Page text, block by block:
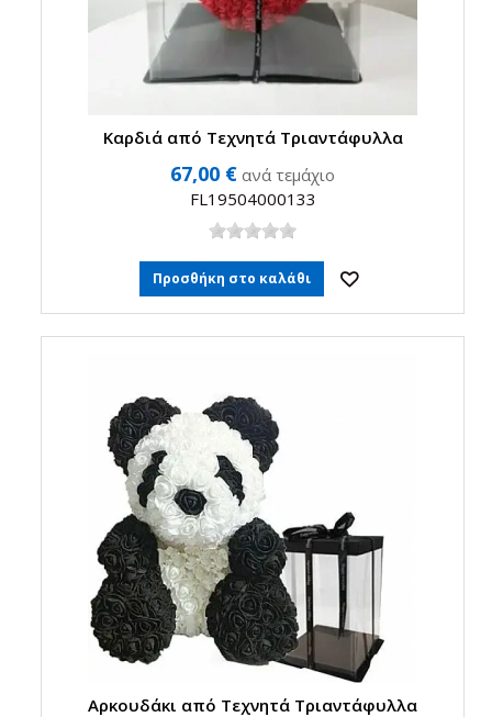
Καρδιά από Τεχνητά Τριαντάφυλλα
67,00 € ανά τεμάχιο
FL19504000133
Προσθήκη στο καλάθι
Αρκουδάκι από Τεχνητά Τριαντάφυλλα